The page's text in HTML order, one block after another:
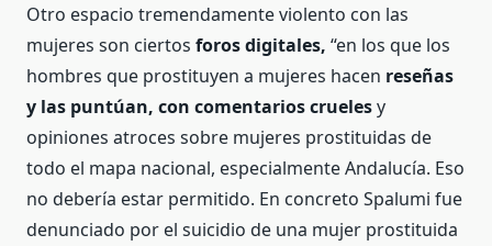
Otro espacio tremendamente violento con las
mujeres son ciertos foros digitales, “en los que los
hombres que prostituyen a mujeres hacen reseñas
y las puntúan, con comentarios cruelesy
opiniones atroces sobre mujeres prostituidas de
todo el mapa nacional, especialmente Andalucía. Eso
no debería estar permitido. En concreto Spalumi fue
denunciado por el suicidio de una mujer prostituida